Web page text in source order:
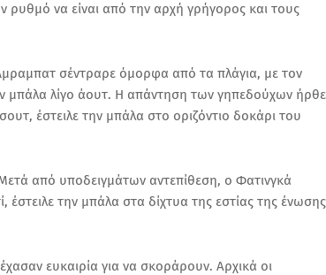
ρυθμό να είναι από την αρχή γρήγορος και τους
σέντραρε όμορφα από τα πλάγια, με τον
μπάλα λίγο άουτ. Η απάντηση των γηπεδούχων ήρθε
έστειλε την μπάλα στο οριζόντιο δοκάρι του
από υποδειγμάτων αντεπίθεση, ο Φατινγκά
την μπάλα στα δίχτυα της εστίας της
ευκαιρία για να σκοράρουν. Αρχικά οι